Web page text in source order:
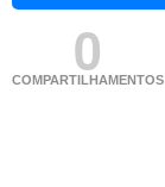
0
COMPARTILHAMENTOS